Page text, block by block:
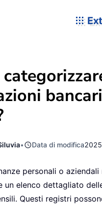
• Data di modifica
personali o aziendali
un elenco dettagliato
Questi registri